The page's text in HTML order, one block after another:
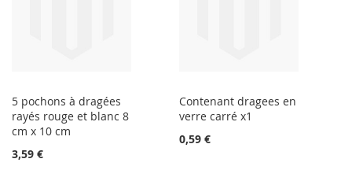
5 pochons à dragées
rayés rouge et blanc 8
cm x 10 cm
3,59 €
Contenant dragees en
verre carré x1
0,59 €